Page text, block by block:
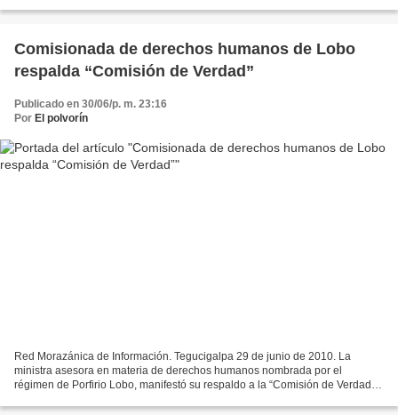
coloquio...
Comisionada de derechos humanos de Lobo
respalda “Comisión de Verdad”
Publicado en 30/06/p. m. 23:16
Por El polvorín
Red Morazánica de Información. Tegucigalpa 29 de junio de 2010. La
ministra asesora en materia de derechos humanos nombrada por el
régimen de Porfirio Lobo, manifestó su respaldo a la “Comisión de Verdad”